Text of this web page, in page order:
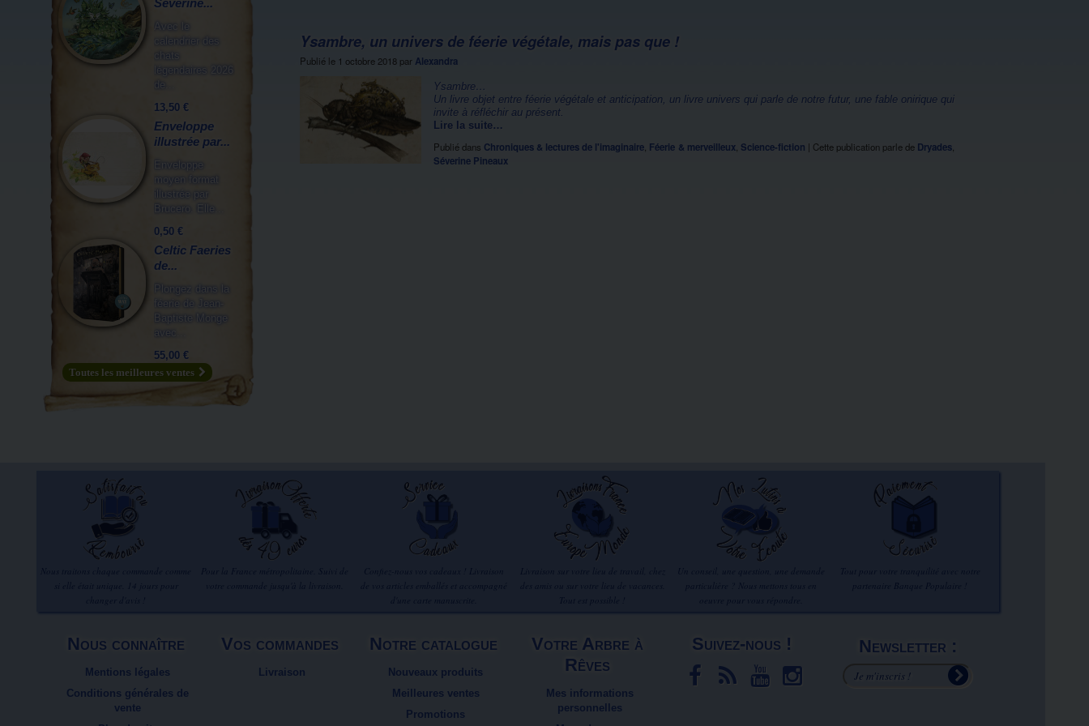
Ysambre, un univers de féerie végétale, mais pas que !
Publié le 1 octobre 2018 par Alexandra
Ysambre…
Un livre objet entre féerie végétale et anticipation, un livre univers qui parle de notre futur, une fable onirique qui
invite à réfléchir au présent.
Lire la suite…
Publié dans Chroniques & lectures de l'imaginaire Féerie & merveilleux, Science-fiction | Cette publication parle de Dryades
Séverine Pineaux
Séverine...
Avec le
calendrier des
chats
légendaires 2026
de...
13,50 €
Enveloppe
illustrée par...
Enveloppe
moyen format
illustrée par
Brucero. Elle...
0,50 €
Celtic Faeries
de...
Plongez dans la
féerie de Jean-
Baptiste Monge
avec...
55,00 €
Toutes les meilleures ventes
Nous connaître
Mentions légales
Conditions générales de
vente
Vos commandes
Livraison
Notre catalogue
Nouveaux produits
Meilleures ventes
Promotions
Votre Arbre à
Rêves
Mes informations
personnelles
Suivez-nous ! Newsletter :